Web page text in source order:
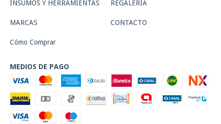
INSUMOS Y HERRAMIENTAS REGALERIA
MARCAS CONTACTO
Cómo Comprar
MEDIOS DE PAGO